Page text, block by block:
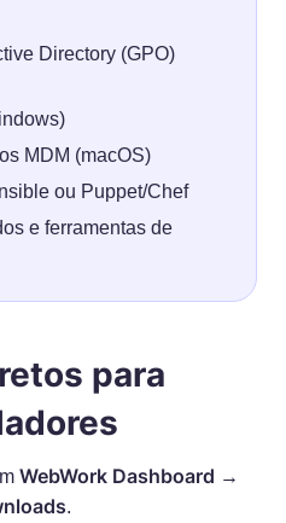
Directory (GPO)
MDM (macOS)
ou Puppet/Chef
e ferramentas de
para
WebWork Dashboard →
.